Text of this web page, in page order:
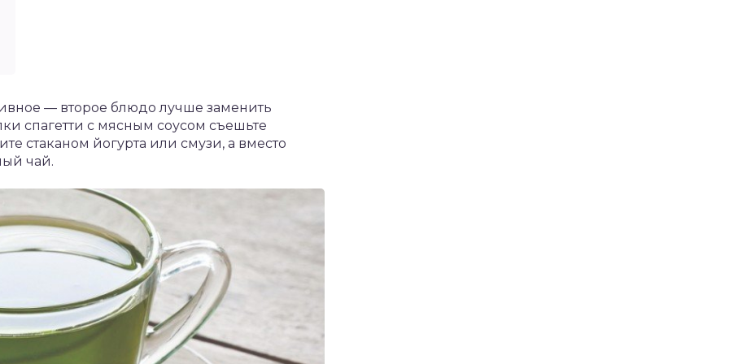
— второе блюдо лучше заменить
спагетти с мясным соусом съешьте
стаканом йогурта или смузи, а вместо
чай.